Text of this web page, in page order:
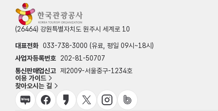
(26464) 강원특별자치도 원주시 세계로 10
대표전화 033-738-3000 (유료, 평일 09시~18시)
사업자등록번호
202-81-50707
통신판매업신고 제2009-서울중구-1234호
이용 가이드
찾아오시는 길